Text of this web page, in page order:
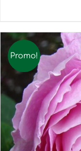
Promo!